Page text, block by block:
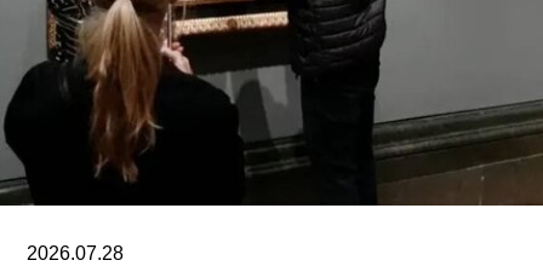
公民身份时，福蒂全家逃往美国，最终定居洛杉
矶。她曾进入俄勒冈州波特兰的里德学院（Reed
College）就读，但中途退学，并与当时的伴侣、观
念艺术家罗伯特·莫里斯（Robert Morris）搬到旧金
山。在那里，她先后于哈尔普林-拉思罗普学校
（Halprin-Lathrop School）和马林舞蹈工作室
（Dance Workshop of
2026.07.28